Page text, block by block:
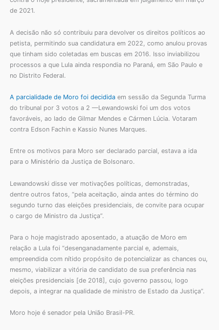
de 2021.
A decisão não só contribuiu para devolver os direitos políticos ao
petista, permitindo sua candidatura em 2022, como anulou provas
que tinham sido coletadas em buscas em 2016. Isso inviabilizou
processos a que Lula ainda respondia no Paraná, em São Paulo e
no Distrito Federal.
A parcialidade de Moro foi decidida em sessão da Segunda Turma
do tribunal por 3 votos a 2 —Lewandowski foi um dos votos
favoráveis, ao lado de Gilmar Mendes e Cármen Lúcia. Votaram
contra Edson Fachin e Kassio Nunes Marques.
Entre os motivos para Moro ser declarado parcial, estava a ida
para o Ministério da Justiça de Bolsonaro.
Lewandowski disse ver motivações políticas, demonstradas,
dentre outros fatos, “pela aceitação, ainda antes do término do
segundo turno das eleições presidenciais, de convite para ocupar
o cargo de Ministro da Justiça”.
Para o hoje magistrado aposentado, a atuação de Moro em
relação a Lula foi “desenganadamente parcial e, ademais,
empreendida com nítido propósito de potencializar as chances ou,
mesmo, viabilizar a vitória de candidato de sua preferência nas
eleições presidenciais [de 2018], cujo governo passou, logo
depois, a integrar na qualidade de ministro de Estado da Justiça”.
Moro hoje é senador pela União Brasil-PR.